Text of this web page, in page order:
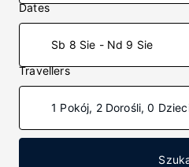
Dates
Sb 8 Sie - Nd 9 Sie
Travellers
1 Pokój, 2 Dorośli, 0